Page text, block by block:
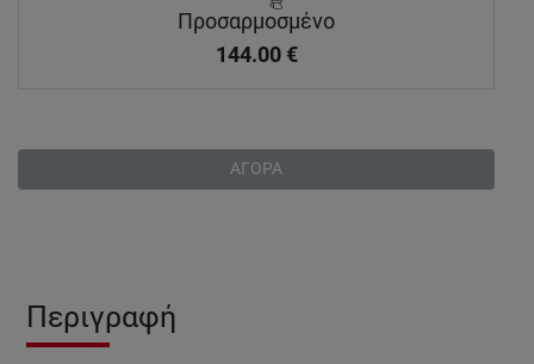
Προσαρμοσμένο
144.00 €
ΑΓΟΡΑ
Περιγραφή